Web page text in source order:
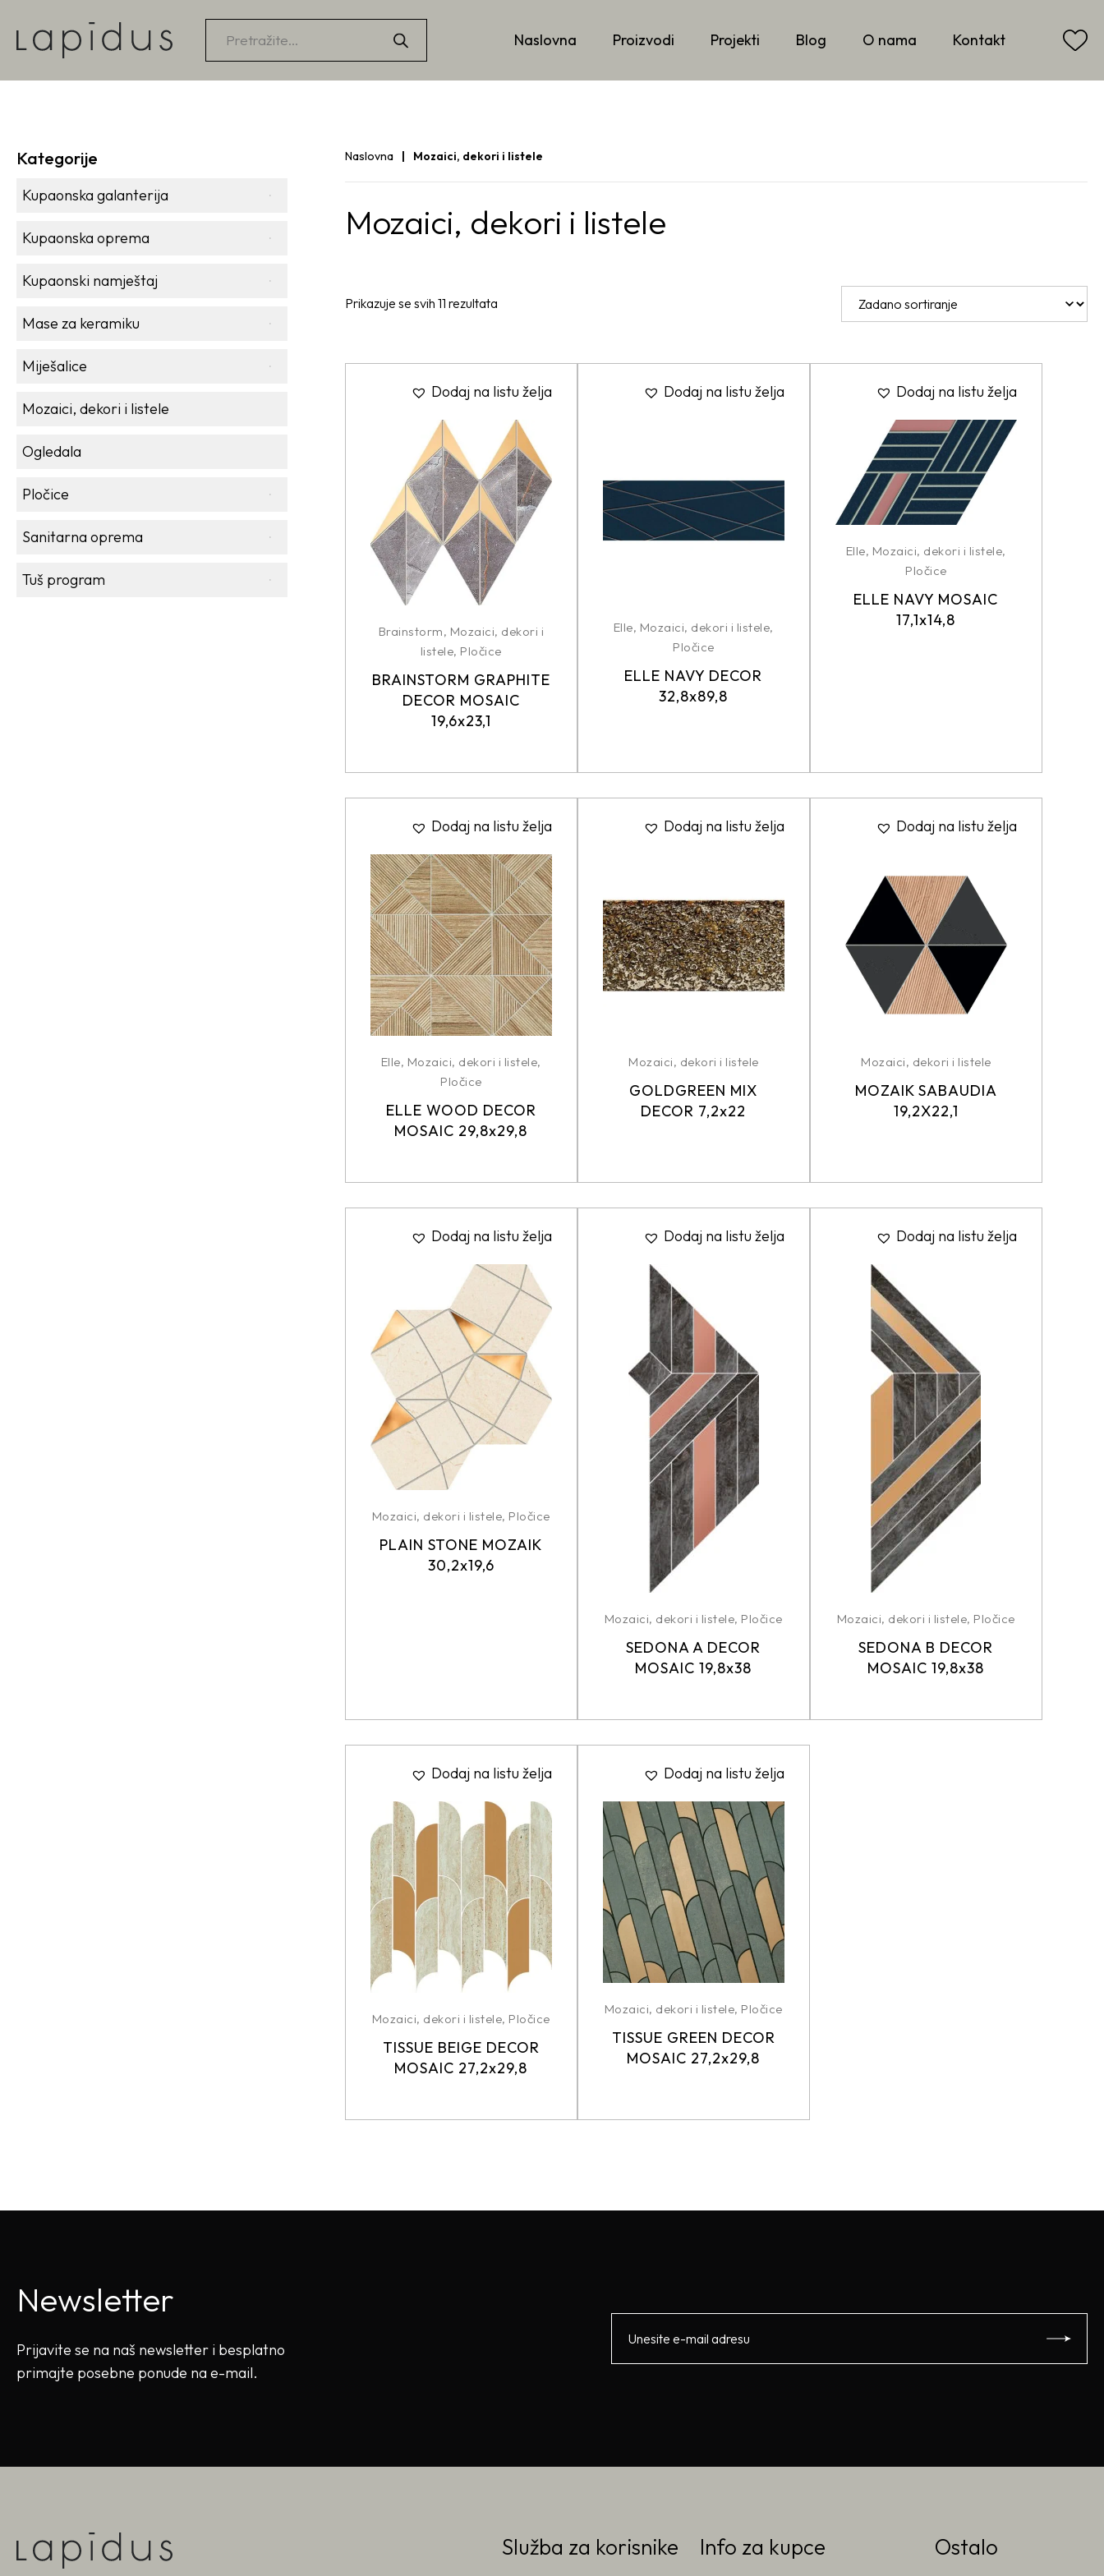
Products
search
Naslovna Proizvodi Projekti Blog O nama Kontakt
Kategorije
Kupaonska galanterija
Kupaonska oprema
Kupaonski namještaj
Mase za keramiku
Miješalice
Mozaici, dekori i listele
Ogledala
Pločice
Sanitarna oprema
Tuš program
Naslovna Mozaici, dekori i listele
Mozaici, dekori i listele
Prikazuje se svih 11 rezultata
Dodaj na listu želja
Brainstorm, Mozaici, dekori i
listele, Pločice
BRAINSTORM GRAPHITE
DECOR MOSAIC
19,6x23,1
Dodaj na listu želja
Elle, Mozaici, dekori i listele,
Pločice
ELLE NAVY DECOR
32,8x89,8
Dodaj na listu želja
Elle, Mozaici, dekori i listele,
Pločice
ELLE NAVY MOSAIC
17,1x14,8
Dodaj na listu želja
Elle, Mozaici, dekori i listele,
Pločice
ELLE WOOD DECOR
MOSAIC 29,8x29,8
Dodaj na listu želja
Mozaici, dekori i listele
GOLDGREEN MIX
DECOR 7,2x22
Dodaj na listu želja
Mozaici, dekori i listele
MOZAIK SABAUDIA
19,2X22,1
Dodaj na listu želja
Mozaici, dekori i listele, Pločice
PLAIN STONE MOZAIK
30,2x19,6
Dodaj na listu želja
Mozaici, dekori i listele, Pločice
SEDONA A DECOR
MOSAIC 19,8x38
Dodaj na listu želja
Mozaici, dekori i listele, Pločice
SEDONA B DECOR
MOSAIC 19,8x38
Dodaj na listu želja
Mozaici, dekori i listele, Pločice
TISSUE BEIGE DECOR
MOSAIC 27,2x29,8
Dodaj na listu želja
Mozaici, dekori i listele, Pločice
TISSUE GREEN DECOR
MOSAIC 27,2x29,8
Newsletter
Prijavite se na naš newsletter i besplatno
primajte posebne ponude na e-mail.
Služba za korisnike Info za kupce Ostalo